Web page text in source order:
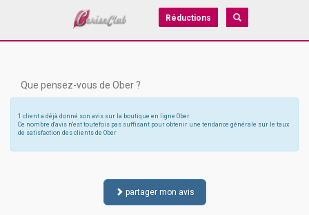
Réductions
Que pensez-vous de Ober ?
1 client a déjà donné son avis sur la boutique en ligne Ober
Ce nombre d'avis n'est toutefois pas suffisant pour obtenir une tendance générale sur le taux
de satisfaction des clients de Ober
partager mon avis